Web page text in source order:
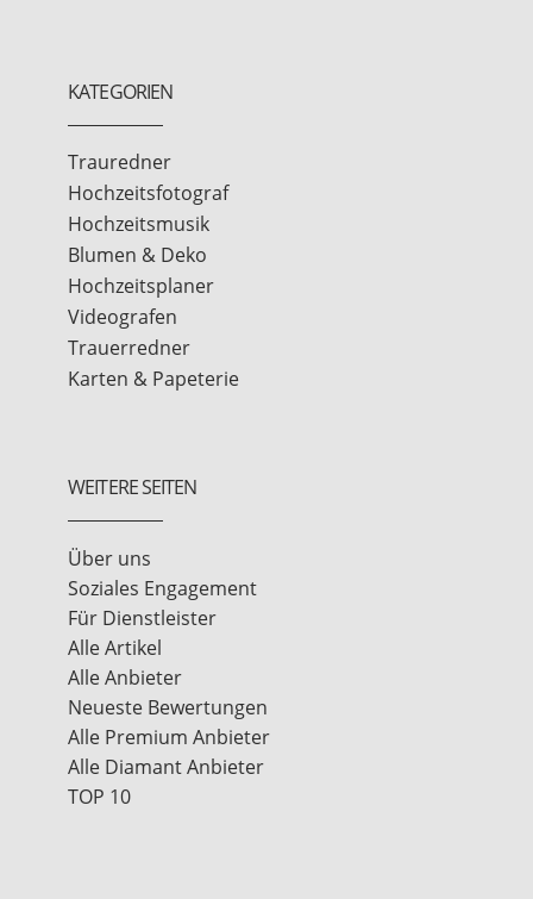
KATEGORIEN
Trauredner
Hochzeitsfotograf
Hochzeitsmusik
Blumen & Deko
Hochzeitsplaner
Videografen
Trauerredner
Karten & Papeterie
WEITERE SEITEN
Über uns
Soziales Engagement
Für Dienstleister
Alle Artikel
Alle Anbieter
Neueste Bewertungen
Alle Premium Anbieter
Alle Diamant Anbieter
TOP 10